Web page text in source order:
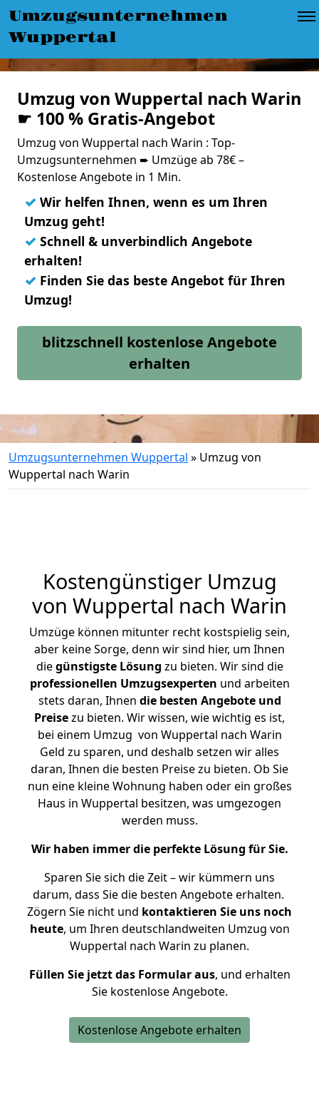
Umzugsunternehmen
Wuppertal
Umzug von Wuppertal nach Warin
☛ 100 % Gratis-Angebot
Umzug von Wuppertal nach Warin : Top-
Umzugsunternehmen ➨ Umzüge ab 78€ –
Kostenlose Angebote in 1 Min.
✓ Wir helfen Ihnen, wenn es um Ihren
Umzug geht!
✓ Schnell & unverbindlich Angebote
erhalten!
✓ Finden Sie das beste Angebot für Ihren
Umzug!
blitzschnell kostenlose Angebote
erhalten
Umzugsunternehmen Wuppertal » Umzug von
Wuppertal nach Warin
Kostengünstiger Umzug
von Wuppertal nach Warin
Umzüge können mitunter recht kostspielig sein,
aber keine Sorge, denn wir sind hier, um Ihnen
diegünstigste Lösung zu bieten. Wir sind die
professionellen Umzugsexperten und arbeiten
stets daran, Ihnen die besten Angebote und
Preisezu bieten. Wir wissen, wie wichtig es ist,
bei einem Umzug von Wuppertal nach Warin
Geld zu sparen, und deshalb setzen wir alles
daran, Ihnen die besten Preise zu bieten. Ob Sie
nun eine kleine Wohnung haben oder ein großes
Haus in Wuppertal besitzen, was umgezogen
werden muss.
Wir haben immer die perfekte Lösung für Sie.
Sparen Sie sich die Zeit – wir kümmern uns
darum, dass Sie die besten Angebote erhalten.
Zögern Sie nicht und kontaktieren Sie uns noch
heute, um Ihren deutschlandweiten Umzug von
Wuppertal nach Warin zu planen.
Füllen Sie jetzt das Formular aus, und erhalten
Sie kostenlose Angebote.
Kostenlose Angebote erhalten